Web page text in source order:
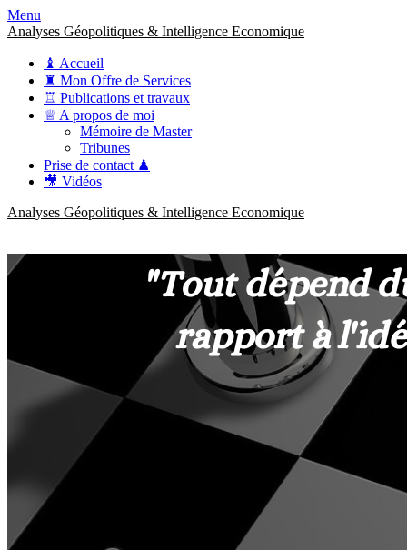
Menu
Analyses Géopolitiques & Intelligence Economique
♝ Accueil
♜ Mon Offre de Services
♖ Publications et travaux
♕ A propos de moi
Mémoire de Master
Tribunes
Prise de contact ♟
🎥 Vidéos
Analyses Géopolitiques & Intelligence Economique